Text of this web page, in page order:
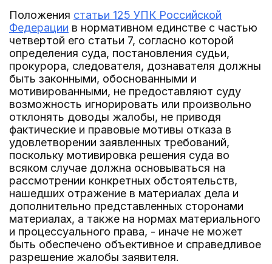
Положения статьи 125 УПК Российской
Федерации в нормативном единстве с частью
четвертой его статьи 7, согласно которой
определения суда, постановления судьи,
прокурора, следователя, дознавателя должны
быть законными, обоснованными и
мотивированными, не предоставляют суду
возможность игнорировать или произвольно
отклонять доводы жалобы, не приводя
фактические и правовые мотивы отказа в
удовлетворении заявленных требований,
поскольку мотивировка решения суда во
всяком случае должна основываться на
рассмотрении конкретных обстоятельств,
нашедших отражение в материалах дела и
дополнительно представленных сторонами
материалах, а также на нормах материального
и процессуального права, - иначе не может
быть обеспечено объективное и справедливое
разрешение жалобы заявителя.